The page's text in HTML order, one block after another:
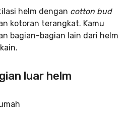
helm dengan cotton bud
kotoran terangkat. Kamu
bagian-bagian lain dari helm
luar helm